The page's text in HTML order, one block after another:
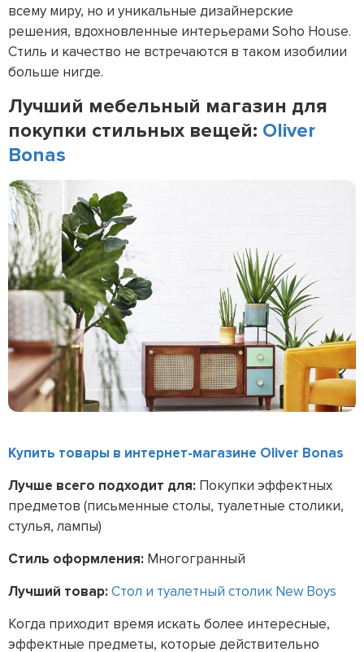
всему миру, но и уникальные дизайнерские
решения, вдохновленные интерьерами Soho House.
Стиль и качество не встречаются в таком изобилии
больше нигде.
Лучший мебельный магазин для
покупки стильных вещей: Oliver
Bonas
Купить товары в интернет-магазине Oliver Bonas
Лучше всего подходит для: Покупки эффектных
предметов (письменные столы, туалетные столики,
стулья, лампы)
Стиль оформления: Многогранный
Лучший товар:Стол и туалетный столик New Boys
Когда приходит время искать более интересные,
эффектные предметы, которые действительно